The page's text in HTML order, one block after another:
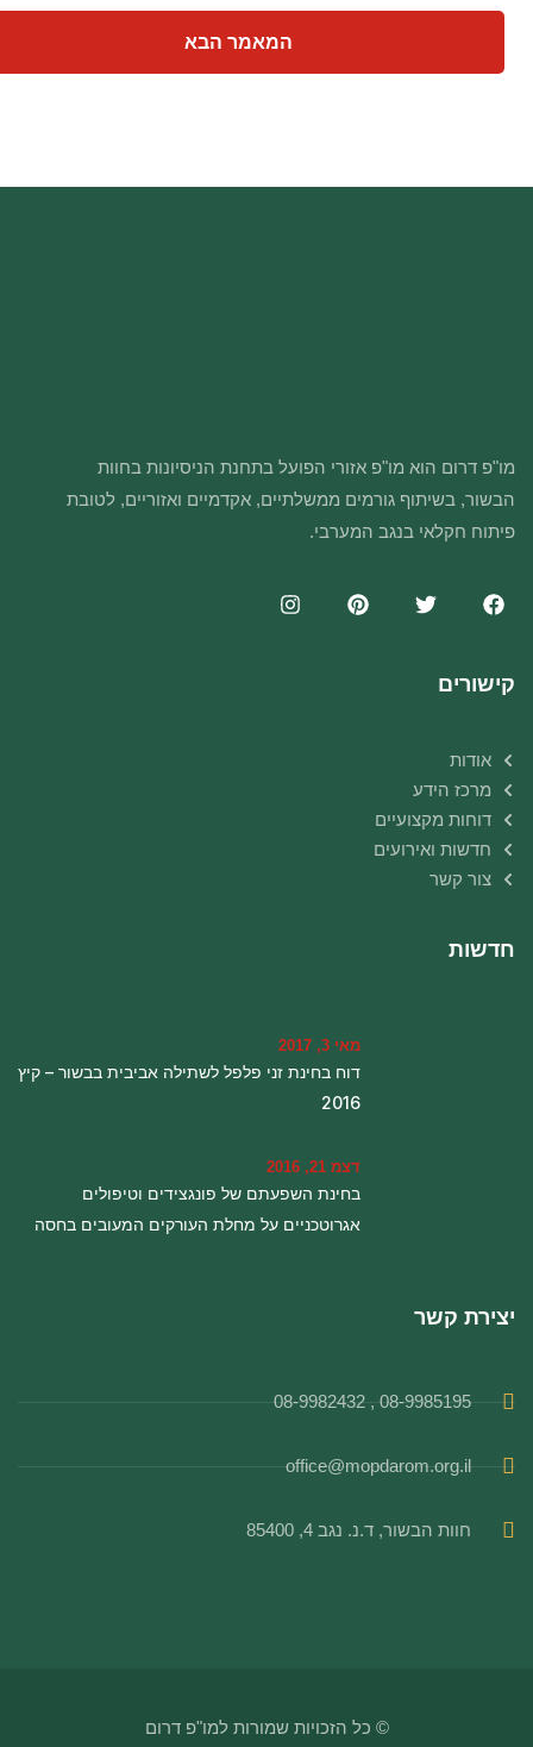
המאמר הבא
מו"פ דרום הוא מו"פ אזורי הפועל בתחנת הניסיונות בחוות
הבשור, בשיתוף גורמים ממשלתיים, אקדמיים ואזוריים, לטובת
פיתוח חקלאי בנגב המערבי.
קישורים
אודות
מרכז הידע
דוחות מקצועיים
חדשות ואירועים
צור קשר
חדשות
מאי 3, 2017
דוח בחינת זני פלפל לשתילה אביבית בבשור – קיץ
2016
דצמ 21, 2016
בחינת השפעתם של פונגצידים וטיפולים
אגרוטכניים על מחלת העורקים המעובים בחסה
יצירת קשר
08-9985195 , 08-9982432
office@mopdarom.org.il
חוות הבשור, ד.נ. נגב 4, 85400
© כל הזכויות שמורות למו"פ דרום